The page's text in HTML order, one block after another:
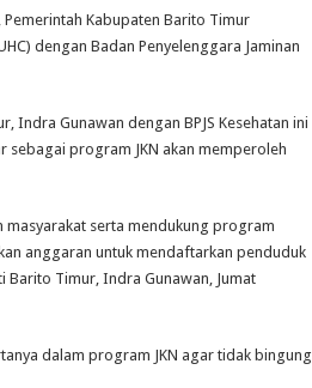
Kabupaten Barito Timur
dengan Badan Penyelenggara Jaminan
Indra Gunawan dengan BPJS Kesehatan ini
sebagai program JKN akan memperoleh
masyarakat serta mendukung program
anggaran untuk mendaftarkan penduduk
Barito Timur, Indra Gunawan, Jumat
dalam program JKN agar tidak bingung